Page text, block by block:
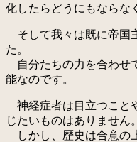
化したらどうにもならな
そして我々は既に帝国
た。
自分たちの力を合わせ
能なのです。
神経症者は目立つこと
じたいものはありません。
しかし、歴史は合意の